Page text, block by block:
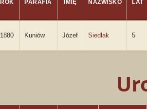
ROK PARAFIA IMIĘ NAZWISKO LAT
1880 Kuniów Józef Siedlak 5